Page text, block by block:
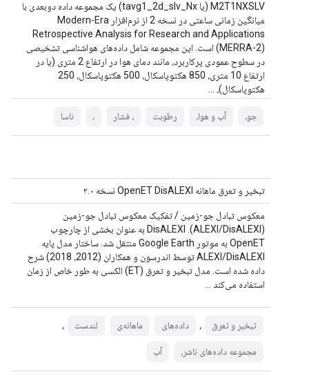
M2T1NXSLV (یا tavg1_2d_slv_Nx) یک مجموعه داده دوبعدی با
میانگین زمانی ساعتی در نسخه 2 از نرم‌افزار Modern-Era
Retrospective Analysis for Research and Applications
(MERRA-2) است. این مجموعه شامل داده‌های هواشناسی تشخیصی
در سطوح عمودی پرکاربرد، مانند دمای هوا در ارتفاع 2 متری (یا در
ارتفاع 10 متری، 850 هکتوپاسکال، 500 هکتوپاسکال، 250
هکتوپاسکال)، ...
جو، آب و هوا، رطوبت ، فشار ، ناسا
تبخیر و تعرق ماهانه OpenET DisALEXI نسخه ۲.۰
معکوس تبادل جو-زمین / تفکیک معکوس تبادل جو-زمین
(ALEXI/DisALEXI). DisALEXI به عنوان بخشی از چارچوب
OpenET به موتور Google Earth منتقل شد. ساختار مدل پایه
ALEXI/DisALEXI توسط اندرسون و همکاران (2012، 2018) شرح
داده شده است. مدل تبخیر و تعرق (ET) الکسی به طور خاص از زمان
استفاده می‌کند ...
تبخیر و تعرق ، داده‌های ماهانه‌ی لندست ،
مجموعه داده‌های ناشر، آب